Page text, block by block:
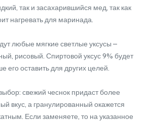
так и засахарившийся мед, так как
нагревать для маринада.
любые мягкие светлые уксусы –
рисовый. Спиртовой уксус 9% будет
его оставить для других целей.
свежий чеснок придаст более
вкус, а гранулированный окажется
Если заменяете, то на указанное